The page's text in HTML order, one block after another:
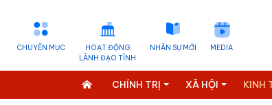
CHUYÊN MỤC
HOẠT ĐỘNG
LÃNH ĐẠO TỈNH
NHÂN SỰ MỚI MEDIA
CHÍNH TRỊ XÃ HỘI KINH